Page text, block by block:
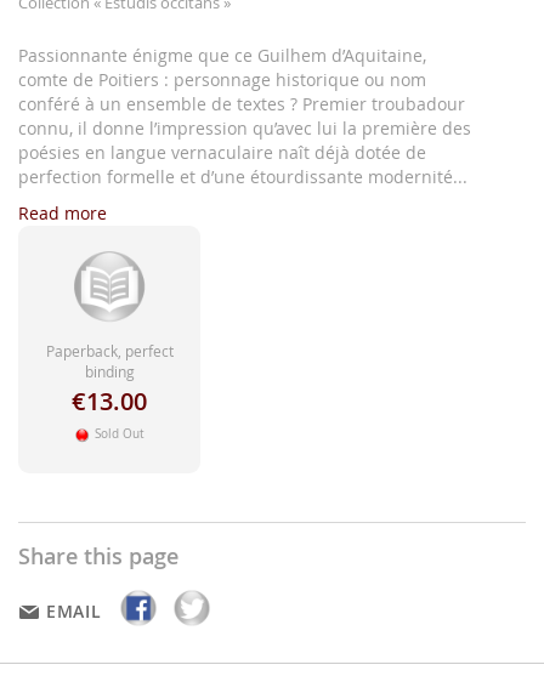
gallery
Passionnante énigme que ce Guilhem d’Aquitaine,
comte de Poitiers : personnage historique ou nom
conféré à un ensemble de textes ? Premier troubadour
connu, il donne l’impression qu’avec lui la première des
poésies en langue vernaculaire naît déjà dotée de
perfection formelle et d’une étourdissante modernité...
Read more
Paperback, perfect
binding
€13.00
Sold Out
Share this page
EMAIL